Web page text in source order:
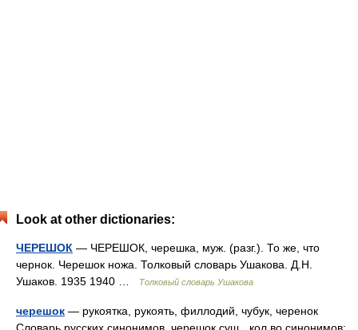
Look at other dictionaries:
ЧЕРЕШОК — ЧЕРЕШОК, черешка, муж. (разг.). То же, что
чернок. Черешок ножа. Толковый словарь Ушакова. Д.Н.
Ушаков. 1935 1940 …
Толковый словарь Ушакова
черешок — рукоятка, рукоять, филлодий, чубук, черенок